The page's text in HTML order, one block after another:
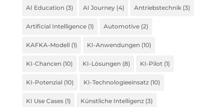
AI Education (3) AI Journey(4) Antriebstechnik(3)
Artificial Intelligence(1) Automotive(2)
KAFKA-Modell(1) KI-Anwendungen (10)
KI-Chancen (10) KI-Lösungen (8) KI-Pilot (1)
KI-Potenzial(10) KI-Technologieeinsatz(10)
KI Use Cases(1) Künstliche Intelligenz(3)